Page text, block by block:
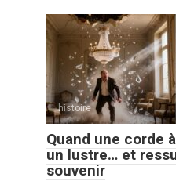
histoire
Quand une corde
un lustre… et
souvenir